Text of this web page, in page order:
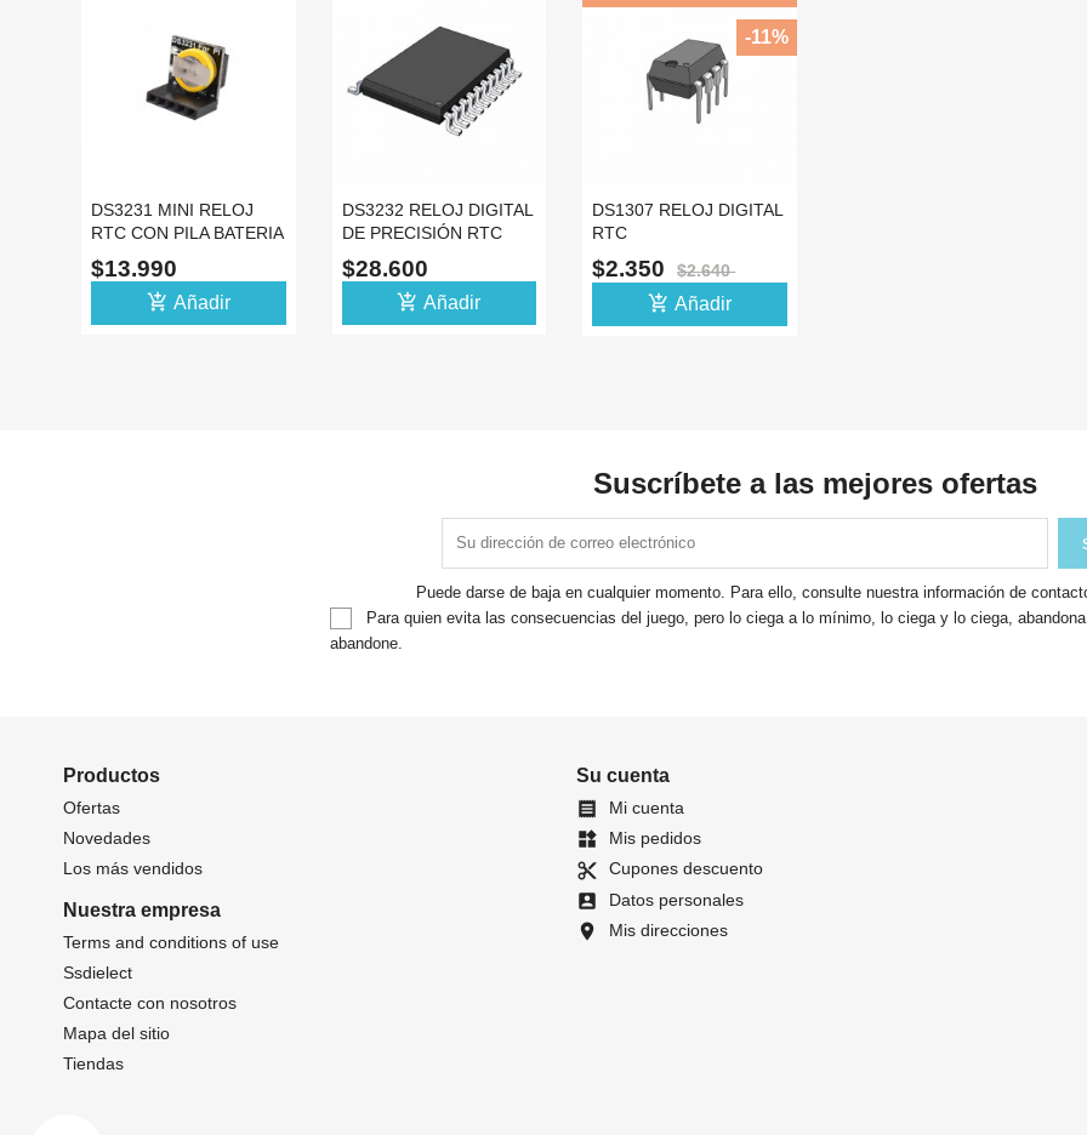
DS3231 MINI RELOJ
RTC CON PILA BATERIA
ARDUINO RASPBERRY
PI
$13.990
add_shopping_cart Añadir
DS3232 RELOJ DIGITAL
DE PRECISIÓN RTC
$28.600
add_shopping_cart Añadir
DS1307 RELOJ DIGITAL
RTC
$2.350 $2.640
add_shopping_cart Añadir
-11%
Suscríbete a las mejores ofertas
Puede darse de baja en cualquier momento. Para ello, consulte nuestra información de
Para quien evita las consecuencias del juego, pero lo ciega a lo mínimo, lo ciega y lo ciega,
abandone.
Productos
Ofertas
Novedades
Los más vendidos
Nuestra empresa
Terms and conditions of use
Ssdielect
Contacte con nosotros
Mapa del sitio
Tiendas
Su cuenta
 Mi cuenta
widgets Mis pedidos
content_cut Cupones descuento
account_box Datos personales
location_on Mis direcciones